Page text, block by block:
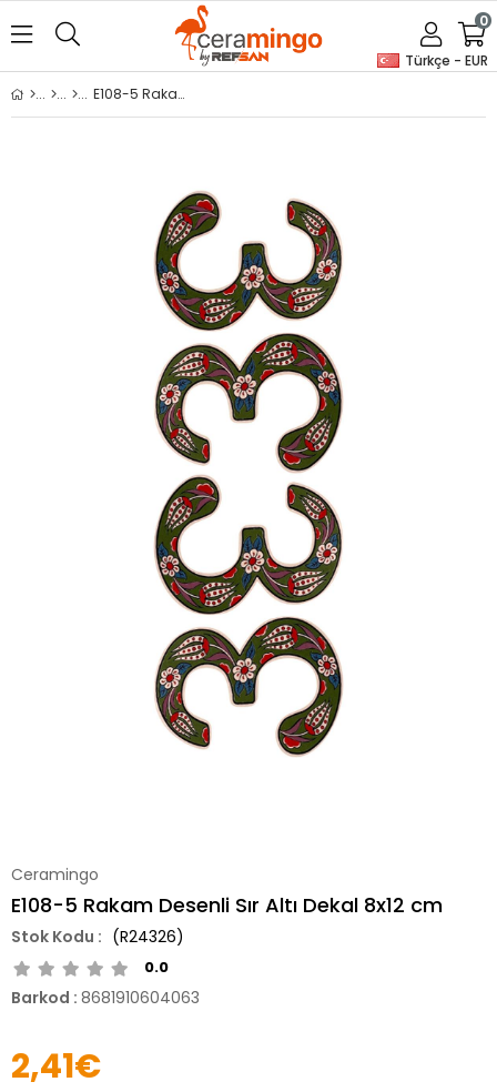
Türkçe - EUR
0
E108-5 Rakam Desenli Sır Altı Dekal 8x12 cm
Ceramingo
E108-5 Rakam Desenli Sır Altı Dekal 8x12 cm
(R24326)
0.0
Barkod : 8681910604063
2,41€